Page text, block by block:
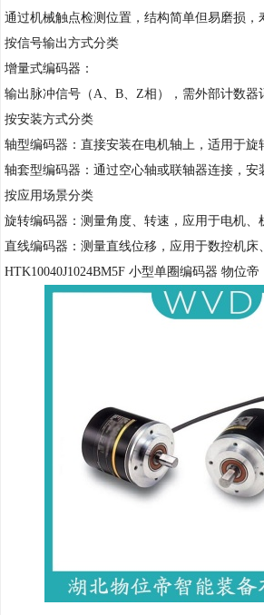
通过机械触点检测位置，结构简单但易磨损，
按信号输出方式分类
增量式编码器：
输出脉冲信号（A、B、Z相），需外部计数器
按安装方式分类
轴型编码器：直接安装在电机轴上，适用于旋
轴套型编码器：通过空心轴或联轴器连接，安
按应用场景分类
旋转编码器：测量角度、转速，应用于电机、
直线编码器：测量直线位移，应用于数控机床
HTK10040J1024BM5F 小型单圈编码器 物位帝